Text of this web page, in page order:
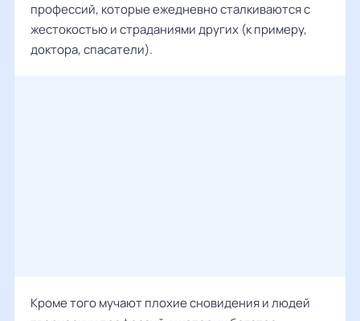
профессий, которые ежедневно сталкиваются с
жестокостью и страданиями других (к примеру,
доктора, спасатели).
Кроме того мучают плохие сновидения и людей